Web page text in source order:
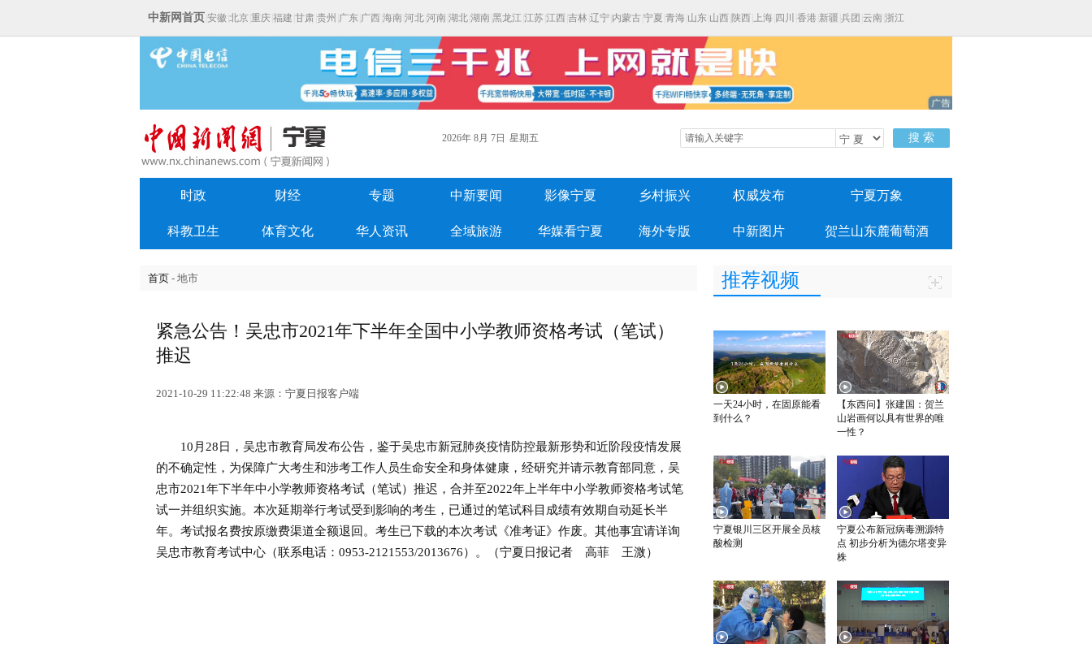
中新网首页 安徽 北京 重庆 福建 甘肃 贵州 广东 广西 海南 河北 河南 湖北 湖南 黑龙江 江苏 江西 吉林 辽宁 内蒙古 宁夏 青海 山东 山西 陕西 上海 四川 香港 新疆 兵团 云南 浙江
2026年 8月 7日 星期五 搜 索
时政 财经 专题 中新要闻 影像宁夏 乡村振兴 权威发布 宁夏万象
科教卫生 体育文化 华人资讯 全域旅游 华媒看宁夏 海外专版 中新图片 贺兰山东麓葡萄酒
首页 - 地市
紧急公告！吴忠市2021年下半年全国中小学教师资格考试（笔试）
推迟
2021-10-29 11:22:48 来源：宁夏日报客户端
10月28日，吴忠市教育局发布公告，鉴于吴忠市新冠肺炎疫情防控最新形势和近阶段疫情发展
的不确定性，为保障广大考生和涉考工作人员生命安全和身体健康，经研究并请示教育部同意，吴
忠市2021年下半年中小学教师资格考试（笔试）推迟，合并至2022年上半年中小学教师资格考试笔
试一并组织实施。本次延期举行考试受到影响的考生，已通过的笔试科目成绩有效期自动延长半
年。考试报名费按原缴费渠道全额退回。考生已下载的本次考试《准考证》作废。其他事宜请详询
吴忠市教育考试中心（联系电话：0953-2121553/2013676）。（宁夏日报记者 高菲 王溦）
推荐视频
一天24小时，在固原能看
到什么？
【东西问】张建国：贺兰
山岩画何以具有世界的唯
一性？
宁夏银川三区开展全员核
酸检测
宁夏公布新冠病毒溯源特
点 初步分析为德尔塔变异
株